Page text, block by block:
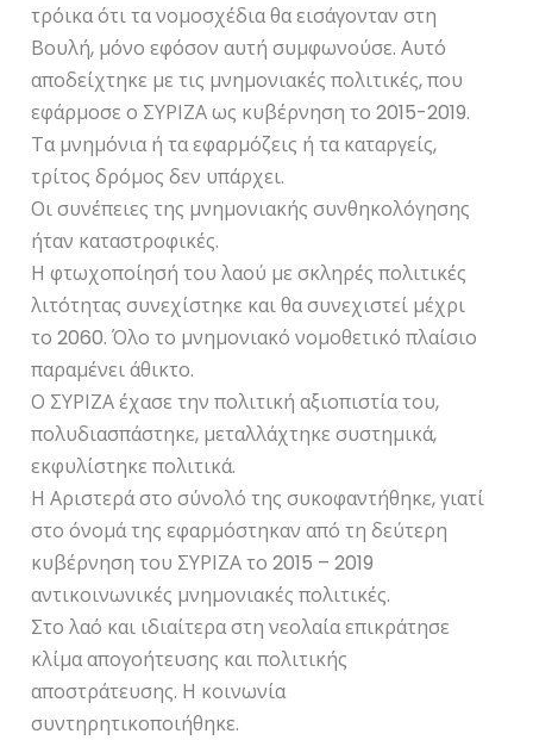
τρόικα ότι τα νομοσχέδια θα εισάγονταν στη
Βουλή, μόνο εφόσον αυτή συμφωνούσε. Αυτό
αποδείχτηκε με τις μνημονιακές πολιτικές, που
εφάρμοσε ο ΣΥΡΙΖΑ ως κυβέρνηση το 2015-2019.
Τα μνημόνια ή τα εφαρμόζεις ή τα καταργείς,
τρίτος δρόμος δεν υπάρχει.
Οι συνέπειες της μνημονιακής συνθηκολόγησης
ήταν καταστροφικές.
Η φτωχοποίησή του λαού με σκληρές πολιτικές
λιτότητας συνεχίστηκε και θα συνεχιστεί μέχρι
το 2060. Όλο το μνημονιακό νομοθετικό πλαίσιο
παραμένει άθικτο.
Ο ΣΥΡΙΖΑ έχασε την πολιτική αξιοπιστία του,
πολυδιασπάστηκε, μεταλλάχτηκε συστημικά,
εκφυλίστηκε πολιτικά.
Η Αριστερά στο σύνολό της συκοφαντήθηκε, γιατί
στο όνομά της εφαρμόστηκαν από τη δεύτερη
κυβέρνηση του ΣΥΡΙΖΑ το 2015 – 2019
αντικοινωνικές μνημονιακές πολιτικές.
Στο λαό και ιδιαίτερα στη νεολαία επικράτησε
κλίμα απογοήτευσης και πολιτικής
αποστράτευσης. Η κοινωνία
συντηρητικοποιήθηκε.